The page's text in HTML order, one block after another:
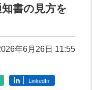
書の見方を
年6月26日 11:55
LinkedIn